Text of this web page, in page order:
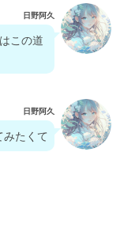
日野阿久
この道
日野阿久
たくて